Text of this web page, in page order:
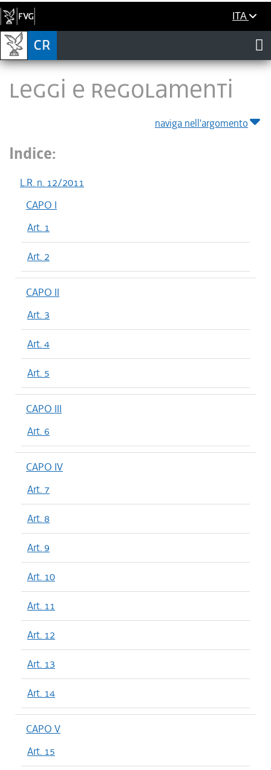
ITA
LEGGI E REGOLAMENTI
naviga nell'argomento
Indice:
L.R. n. 12/2011
CAPO I
Art. 1
Art. 2
CAPO II
Art. 3
Art. 4
Art. 5
CAPO III
Art. 6
CAPO IV
Art. 7
Art. 8
Art. 9
Art. 10
Art. 11
Art. 12
Art. 13
Art. 14
CAPO V
Art. 15